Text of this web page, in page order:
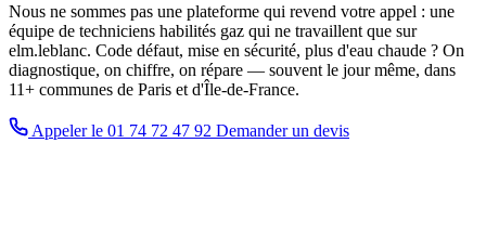
Nous ne sommes pas une plateforme qui revend votre appel : une
équipe de techniciens habilités gaz qui ne travaillent que sur
elm.leblanc. Code défaut, mise en sécurité, plus d'eau chaude ? On
diagnostique, on chiffre, on répare — souvent le jour même, dans
11+ communes de Paris et d'Île-de-France.
Appeler le 01 74 72 47 92 Demander un devis